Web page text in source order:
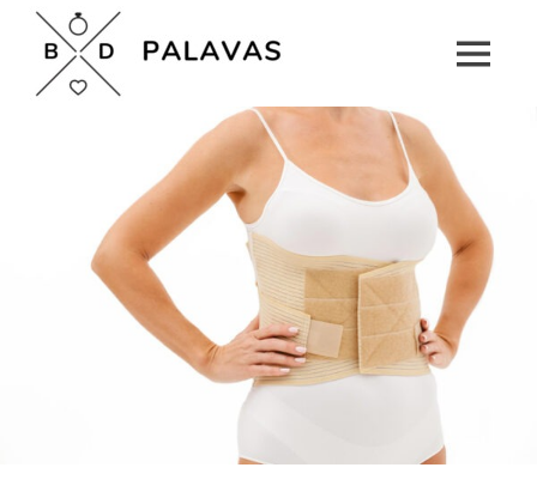
content
Boulevard
MENU